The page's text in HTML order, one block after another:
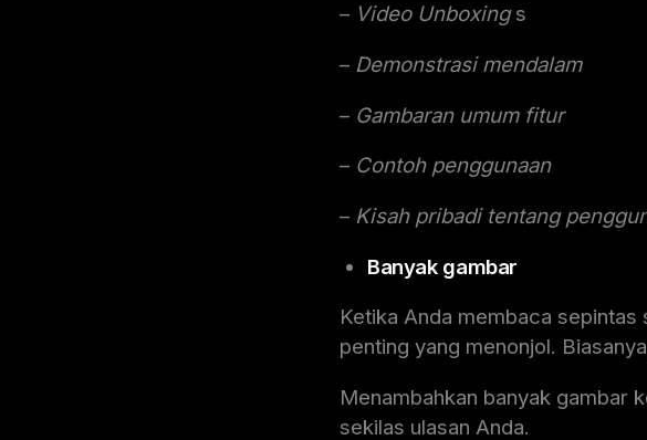
– Video Unboxings
– Demonstrasi mendalam
– Gambaran umum fitur
– Contoh penggunaan
– Kisah pribadi tentang
Banyak gambar
Ketika Anda membaca
penting yang menonjol.
Menambahkan banyak gambar
sekilas ulasan Anda.